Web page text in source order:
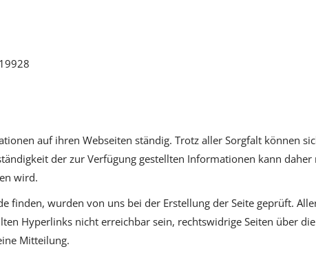
auf ihren Webseiten ständig. Trotz aller Sorgfalt können
der zur Verfügung gestellten Informationen kann
wird.
finden, wurden von uns bei der Erstellung der Seite geprüft.
Hyperlinks nicht erreichbar sein, rechtswidrige Seiten über
Mitteilung.